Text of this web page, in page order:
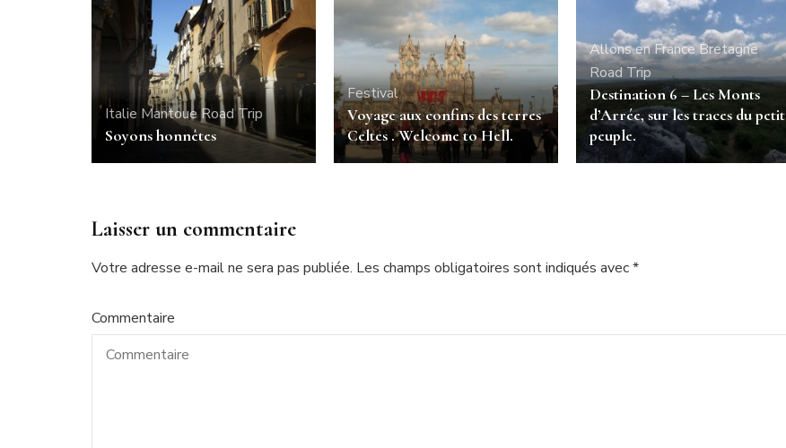
Italie Mantoue Road Trip
Soyons honnêtes
Festival
Voyage aux confins des terres
Celtes . Welcome to Hell.
Allons en FranceBretagne
Road Trip
Destination 6 – Les Monts
d’Arrée, sur les traces du petit
peuple.
Laisser un commentaire
Votre adresse e-mail ne sera pas publiée. Les champs obligatoires sont indiqués avec*
Commentaire